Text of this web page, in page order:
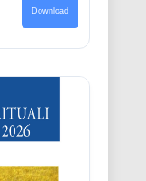
Download